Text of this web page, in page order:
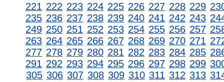
221 222 223 224 225 226 227 228 229
235 236 237 238 239 240 241 242 243
249 250 251 252 253 254 255 256 257
263 264 265 266 267 268 269 270 271
277 278 279 280 281 282 283 284 285
291 292 293 294 295 296 297 298 299
305 306 307 308 309 310 311 312 313